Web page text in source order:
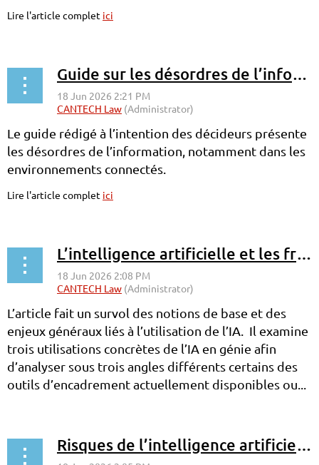
Lire l'article complet ici
Guide sur les désordres de l’information
Le guide rédigé à l’intention des décideurs présente
les désordres de l’information, notamment dans les
environnements connectés.
Lire l'article complet ici
L’intelligence artificielle et les frontières de l’exercice professionnel
L’article fait un survol des notions de base et des
enjeux généraux liés à l’utilisation de l’IA. Il examine
trois utilisations concrètes de l’IA en génie afin
d’analyser sous trois angles différents certains des
outils d’encadrement actuellement disponibles ou...
Risques de l’intelligence artificielle pour l’intégrité électorale et les débats publics